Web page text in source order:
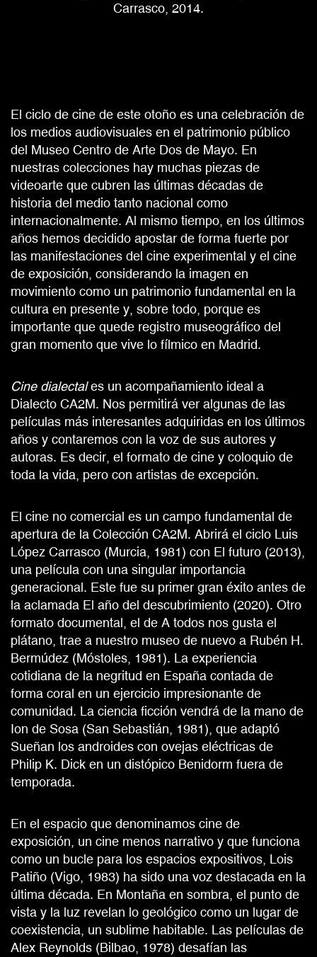
Carrasco, 2014.
El ciclo de cine de este otoño es una celebración de
los medios audiovisuales en el patrimonio público
del Museo Centro de Arte Dos de Mayo. En
nuestras colecciones hay muchas piezas de
videoarte que cubren las últimas décadas de
historia del medio tanto nacional como
internacionalmente. Al mismo tiempo, en los últimos
años hemos decidido apostar de forma fuerte por
las manifestaciones del cine experimental y el cine
de exposición, considerando la imagen en
movimiento como un patrimonio fundamental en la
cultura en presente y, sobre todo, porque es
importante que quede registro museográfico del
gran momento que vive lo fílmico en Madrid.
Cine dialectales un acompañamiento ideal a
Dialecto CA2M. Nos permitirá ver algunas de las
películas más interesantes adquiridas en los últimos
años y contaremos con la voz de sus autores y
autoras. Es decir, el formato de cine y coloquio de
toda la vida, pero con artistas de excepción.
El cine no comercial es un campo fundamental de
apertura de la Colección CA2M. Abrirá el ciclo Luis
López Carrasco (Murcia, 1981) con El futuro (2013),
una película con una singular importancia
generacional. Este fue su primer gran éxito antes de
la aclamada El año del descubrimiento (2020). Otro
formato documental, el de A todos nos gusta el
plátano, trae a nuestro museo de nuevo a Rubén H.
Bermúdez (Móstoles, 1981). La experiencia
cotidiana de la negritud en España contada de
forma coral en un ejercicio impresionante de
comunidad. La ciencia ficción vendrá de la mano de
Ion de Sosa (San Sebastián, 1981), que adaptó
Sueñan los androides con ovejas eléctricas de
Philip K. Dick en un distópico Benidorm fuera de
temporada.
En el espacio que denominamos cine de
exposición, un cine menos narrativo y que funciona
como un bucle para los espacios expositivos, Lois
Patiño (Vigo, 1983) ha sido una voz destacada en la
última década. En Montaña en sombra, el punto de
vista y la luz revelan lo geológico como un lugar de
coexistencia, un sublime habitable. Las películas de
Alex Reynolds (Bilbao, 1978) desafían las